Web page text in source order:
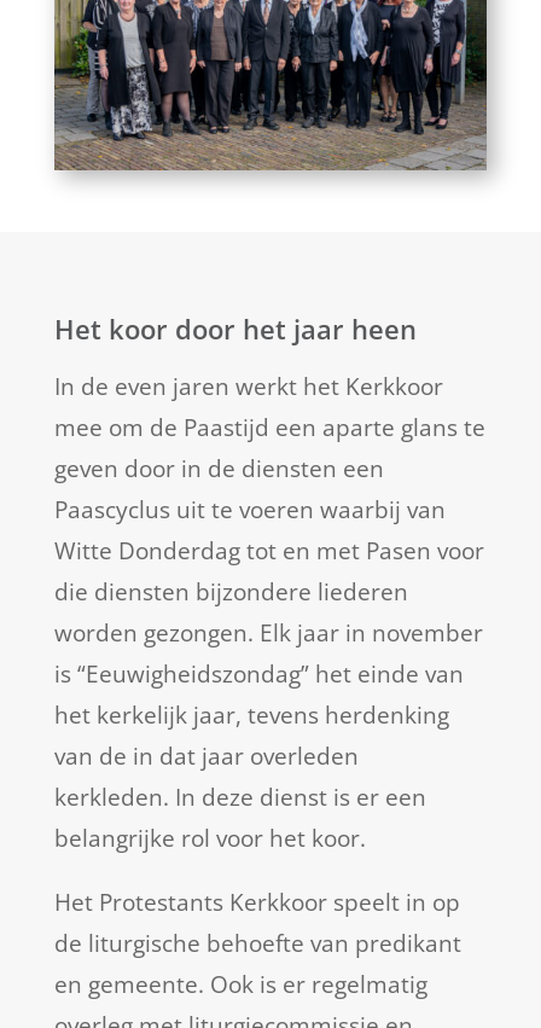
Het koor door het jaar heen
In de even jaren werkt het Kerkkoor
mee om de Paastijd een aparte glans te
geven door in de diensten een
Paascyclus uit te voeren waarbij van
Witte Donderdag tot en met Pasen voor
die diensten bijzondere liederen
worden gezongen. Elk jaar in november
is “Eeuwigheidszondag” het einde van
het kerkelijk jaar, tevens herdenking
van de in dat jaar overleden
kerkleden. In deze dienst is er een
belangrijke rol voor het koor.
Het Protestants Kerkkoor speelt in op
de liturgische behoefte van predikant
en gemeente. Ook is er regelmatig